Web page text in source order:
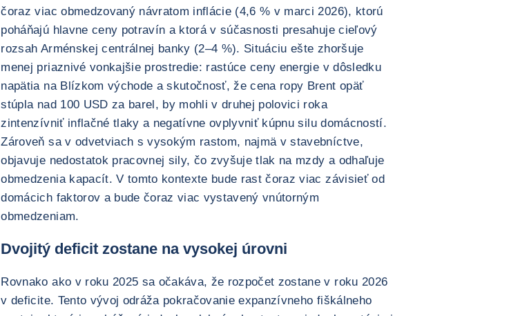
čoraz viac obmedzovaný návratom inflácie (4,6 % v marci 2026), ktorú
poháňajú hlavne ceny potravín a ktorá v súčasnosti presahuje cieľový
rozsah Arménskej centrálnej banky (2–4 %). Situáciu ešte zhoršuje
menej priaznivé vonkajšie prostredie: rastúce ceny energie v dôsledku
napätia na Blízkom východe a skutočnosť, že cena ropy Brent opäť
stúpla nad 100 USD za barel, by mohli v druhej polovici roka
zintenzívniť inflačné tlaky a negatívne ovplyvniť kúpnu silu domácností.
Zároveň sa v odvetviach s vysokým rastom, najmä v stavebníctve,
objavuje nedostatok pracovnej sily, čo zvyšuje tlak na mzdy a odhaľuje
obmedzenia kapacít. V tomto kontexte bude rast čoraz viac závisieť od
domácich faktorov a bude čoraz viac vystavený vnútorným
obmedzeniam.
Dvojitý deficit zostane na vysokej úrovni
Rovnako ako v roku 2025 sa očakáva, že rozpočet zostane v roku 2026
v deficite. Tento vývoj odráža pokračovanie expanzívneho fiškálneho